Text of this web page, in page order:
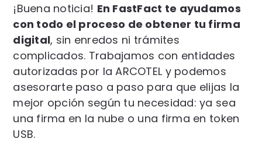
¡Buena noticia! En FastFact te ayudamos
con todo el proceso de obtener tu firma
digital, sin enredos ni trámites
complicados. Trabajamos con entidades
autorizadas por la ARCOTEL y podemos
asesorarte paso a paso para que elijas la
mejor opción según tu necesidad: ya sea
una firma en la nube o una firma en token
USB.